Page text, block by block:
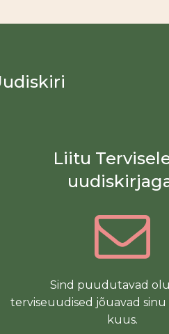
Liitu
Sind puudutavad
terviseuudised jõuavad sinu
kuus.